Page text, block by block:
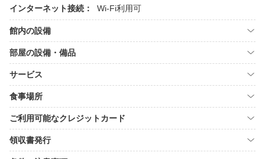
インターネット接続： Wi-Fi利用可
館内の設備
部屋の設備・備品
サービス
食事場所
ご利用可能なクレジットカード
領収書発行